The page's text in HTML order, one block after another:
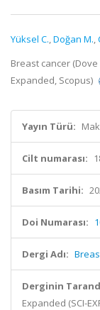
Yüksel C.,Doğan M.,
Breast cancer (Dove
Expanded, Scopus)
Yayın Türü:
Cilt numarası:
Basım Tarihi:
Doi Numarası:
Dergi Adı:
Derginin
Expanded (SCI-